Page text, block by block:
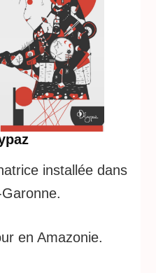
installée dans
en Amazonie.